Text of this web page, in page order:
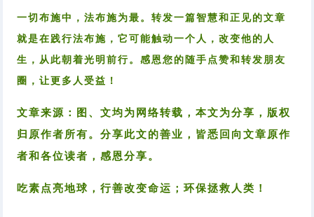
一切布施中，法布施为最。转发一篇智慧和正见的文章
就是在践行法布施，它可能触动一个人，改变他的人
生，从此朝着光明前行。感恩您的随手点赞和转发朋友
圈，让更多人受益！
文章来源：图、文均为网络转载，本文为分享，版权
归原作者所有。分享此文的善业，皆悉回向文章原作
者和各位读者，感恩分享。
吃素点亮地球，行善改变命运；环保拯救人类！